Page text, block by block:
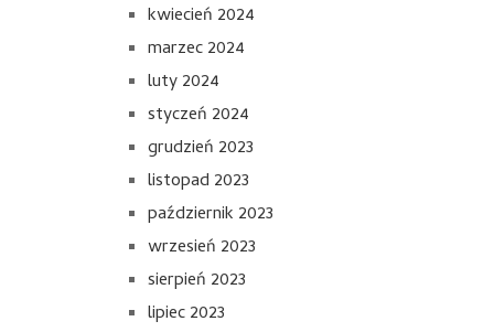
kwiecień 2024
marzec 2024
luty 2024
styczeń 2024
grudzień 2023
listopad 2023
październik 2023
wrzesień 2023
sierpień 2023
lipiec 2023